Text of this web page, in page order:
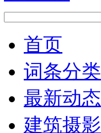
首页
词条分类
最新动态
建筑摄影